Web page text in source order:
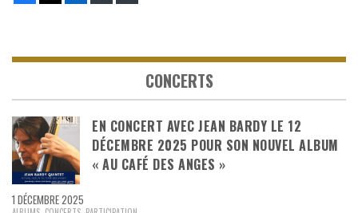
CONCERTS
EN CONCERT AVEC JEAN BARDY LE 12
DÉCEMBRE 2025 POUR SON NOUVEL ALBUM
« AU CAFÉ DES ANGES »
1 DÉCEMBRE 2025